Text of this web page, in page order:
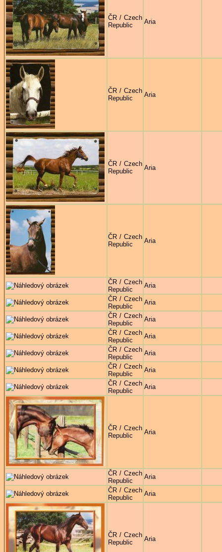
ČR / Czech
Republic
Aria
ČR / Czech
Republic
Aria
ČR / Czech
Republic
Aria
ČR / Czech
Republic
Aria
ČR / Czech
Republic
Aria
ČR / Czech
Republic
Aria
ČR / Czech
Republic
Aria
ČR / Czech
Republic
Aria
ČR / Czech
Republic
Aria
ČR / Czech
Republic
Aria
ČR / Czech
Republic
Aria
ČR / Czech
Republic
Aria
ČR / Czech
Republic
Aria
ČR / Czech
Republic
Aria
ČR / Czech
Republic
Aria